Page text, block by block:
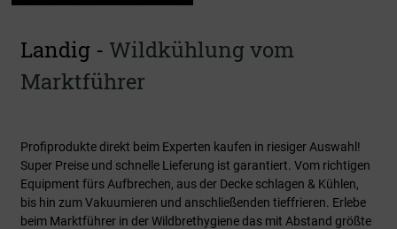
Landig - Wildkühlung vom
Marktführer
Profiprodukte direkt beim Experten kaufen in riesiger Auswahl!
Super Preise und schnelle Lieferung ist garantiert. Vom richtigen
Equipment fürs Aufbrechen, aus der Decke schlagen & Kühlen,
bis hin zum Vakuumieren und anschließenden tieffrieren. Erlebe
beim Marktführer in der Wildbrethygiene das mit Abstand größte